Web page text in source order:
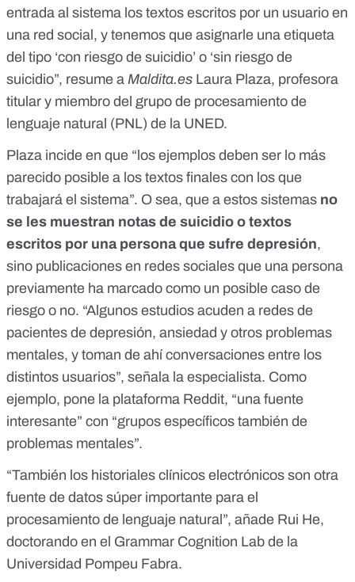
entrada al sistema los textos escritos por un usuario en
una red social, y tenemos que asignarle una etiqueta
del tipo ‘con riesgo de suicidio’ o ‘sin riesgo de
suicidio”, resume a Maldita.es Laura Plaza, profesora
titular y miembro del grupo de procesamiento de
lenguaje natural (PNL) de la UNED.
Plaza incide en que “los ejemplos deben ser lo más
parecido posible a los textos finales con los que
trabajará el sistema”. O sea, que a estos sistemas no
se les muestran notas de suicidio o textos
escritos por una persona que sufre depresión,
sino publicaciones en redes sociales que una persona
previamente ha marcado como un posible caso de
riesgo o no. “Algunos estudios acuden a redes de
pacientes de depresión, ansiedad y otros problemas
mentales, y toman de ahí conversaciones entre los
distintos usuarios”, señala la especialista. Como
ejemplo, pone la plataforma Reddit, “una fuente
interesante” con “grupos específicos también de
problemas mentales”.
“También los historiales clínicos electrónicos son otra
fuente de datos súper importante para el
procesamiento de lenguaje natural”, añade Rui He,
doctorando en el Grammar Cognition Lab de la
Universidad Pompeu Fabra.